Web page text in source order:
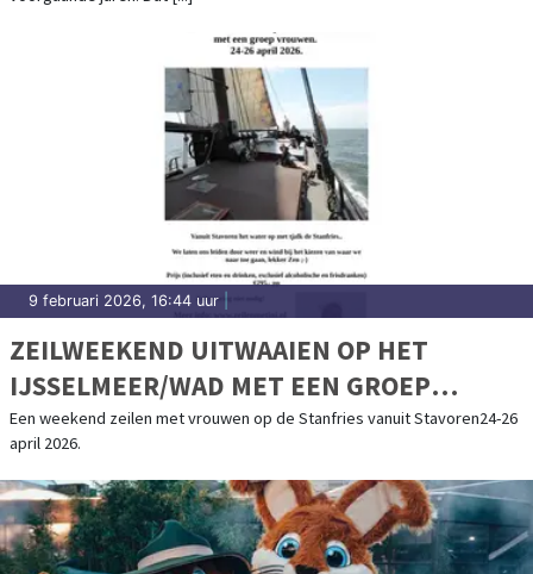
9 februari 2026, 16:44 uur
ZEILWEEKEND UITWAAIEN OP HET
IJSSELMEER/WAD MET EEN GROEP
VROUWEN
Een weekend zeilen met vrouwen op de Stanfries vanuit Stavoren24-26
april 2026.